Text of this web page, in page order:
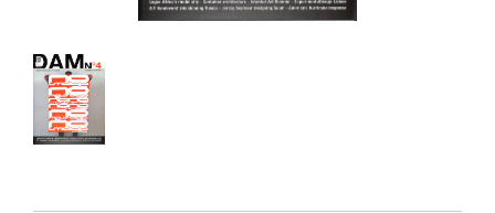
スカラシップ受賞者
CONTACT